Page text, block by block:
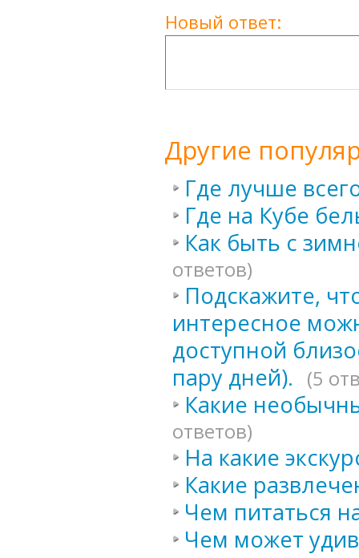
Новый ответ:
Другие
Где лучше
Где на Кубе
Как быть с
ответов)
Подскажите,
интересное
доступной
пару дней).
(5
Какие
ответов)
На какие
Какие
Чем питаться
Чем может